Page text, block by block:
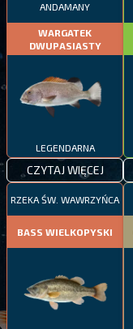
ANDAMANY
WARGATEK
DWUPASIASTY
LEGENDARNA
CZYTAJ WIĘCEJ
RZEKA ŚW. WAWRZYŃCA
BASS WIELKOPYSKI